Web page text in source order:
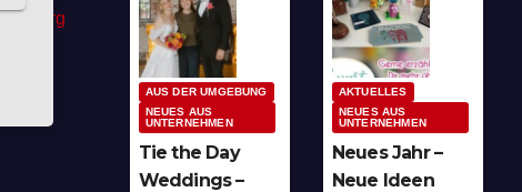
AUS DER UMGEBUNG
NEUES AUS
UNTERNEHMEN
Tie the Day
Weddings –
AKTUELLES
NEUES AUS
UNTERNEHMEN
Neues Jahr –
Neue Ideen